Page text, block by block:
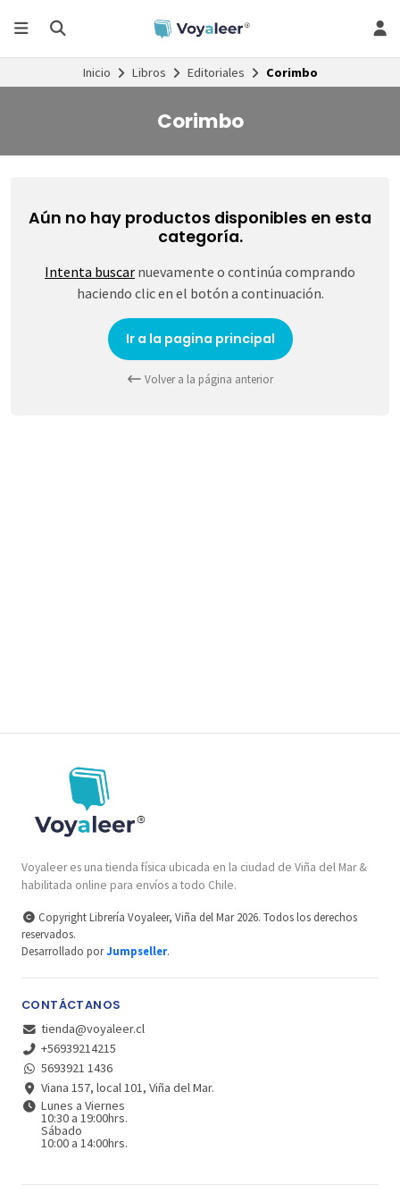
Inicio Libros Editoriales Corimbo
Corimbo
Aún no hay productos disponibles en esta
categoría.
Intenta buscar nuevamente o continúa comprando
haciendo clic en el botón a continuación.
Ir a la pagina principal
Volver a la página anterior
Voyaleer es una tienda física ubicada en la ciudad de Viña del Mar &
habilitada online para envíos a todo Chile.
Copyright Librería Voyaleer, Viña del Mar 2026. Todos los derechos
reservados.
Desarrollado porJumpseller.
CONTÁCTANOS
tienda@voyaleer.cl
+56939214215
5693921 1436
Viana 157, local 101, Viña del Mar.
Lunes a Viernes
10:30 a 19:00hrs.
Sábado
10:00 a 14:00hrs.